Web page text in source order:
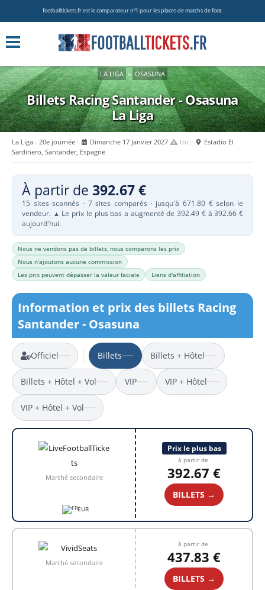
footballtickets.fr est le comparateur nº1 pour les places de matchs de foot.
LA LIGA » OSASUNA
Billets Racing Santander - Osasuna
La Liga
La Liga - 20e journée Dimanche 17 Janvier 2027 tbc
Estadio El
Sardinero, Santander, Espagne
À partir de 392.67 €
15 sites scannés · 7 sites comparés · jusqu'à 671.80 € selon le
vendeur. ▲ Le prix le plus bas a augmenté de 392.49 € à 392.66 €
aujourd'hui.
Nous ne vendons pas de billets, nous comparons les prix
Nous n'ajoutons aucune commission
Les prix peuvent dépasser la valeur faciale
Liens d'affiliation
Information et prix des billets Racing
Santander - Osasuna
Officiel Billets Billets + Hôtel
Billets + Hôtel + Vol VIP VIP + Hôtel
VIP + Hôtel + Vol
Marché secondaire
EUR
Prix le plus bas
à partir de
392.67 €
BILLETS →
Marché secondaire
à partir de
437.83 €
BILLETS →